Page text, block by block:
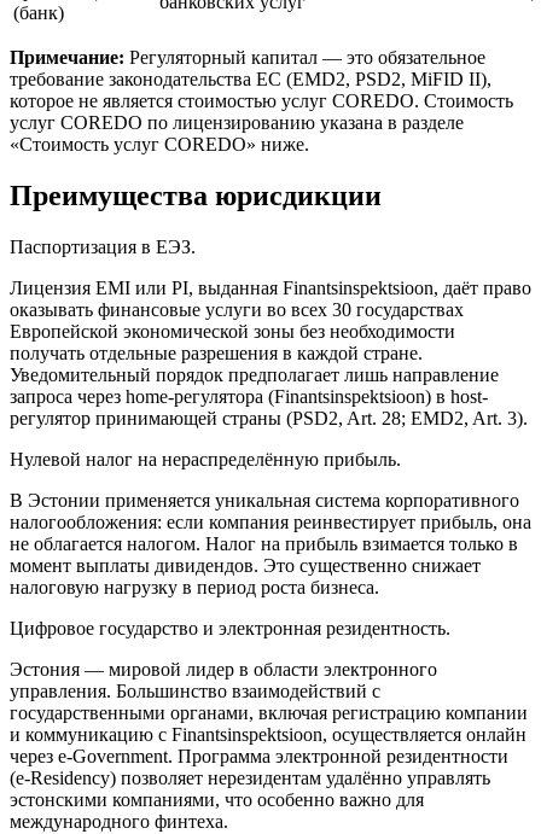
(банк)
Примечание: Регуляторный капитал — это обязательное
требование законодательства ЕС (EMD2, PSD2, MiFID II),
которое не является стоимостью услуг COREDO. Стоимость
услуг COREDO по лицензированию указана в разделе
«Стоимость услуг COREDO» ниже.
Преимущества юрисдикции
Паспортизация в ЕЭЗ.
Лицензия EMI или PI, выданная Finantsinspektsioon, даёт право
оказывать финансовые услуги во всех 30 государствах
Европейской экономической зоны без необходимости
получать отдельные разрешения в каждой стране.
Уведомительный порядок предполагает лишь направление
запроса через home-регулятора (Finantsinspektsioon) в host-
регулятор принимающей страны (PSD2, Art. 28; EMD2, Art. 3).
Нулевой налог на нераспределённую прибыль.
В Эстонии применяется уникальная система корпоративного
налогообложения: если компания реинвестирует прибыль, она
не облагается налогом. Налог на прибыль взимается только в
момент выплаты дивидендов. Это существенно снижает
налоговую нагрузку в период роста бизнеса.
Цифровое государство и электронная резидентность.
Эстония — мировой лидер в области электронного
управления. Большинство взаимодействий с
государственными органами, включая регистрацию компании
и коммуникацию с Finantsinspektsioon, осуществляется онлайн
через e-Government. Программа электронной резидентности
(e-Residency) позволяет нерезидентам удалённо управлять
эстонскими компаниями, что особенно важно для
международного финтеха.